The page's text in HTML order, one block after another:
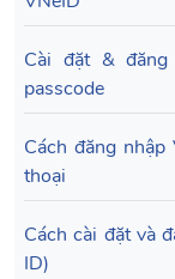
Cài đặt &
passcode
Cách đăng
thoại
Cách cài đặt và
ID)